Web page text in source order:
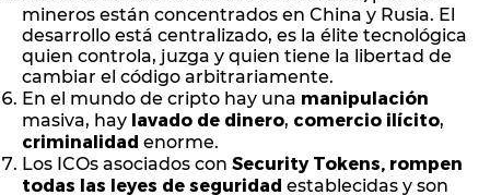
mineros están concentrados en China y Rusia. El
desarrollo está centralizado, es la élite tecnológica
quien controla, juzga y quien tiene la libertad de
cambiar el código arbitrariamente.
En el mundo de cripto hay una manipulación
masiva, hay lavado de dinero, comercio ilícito,
criminalidad enorme.
Los ICOs asociados con Security Tokens, rompen
todas las leyes de seguridad establecidas y son